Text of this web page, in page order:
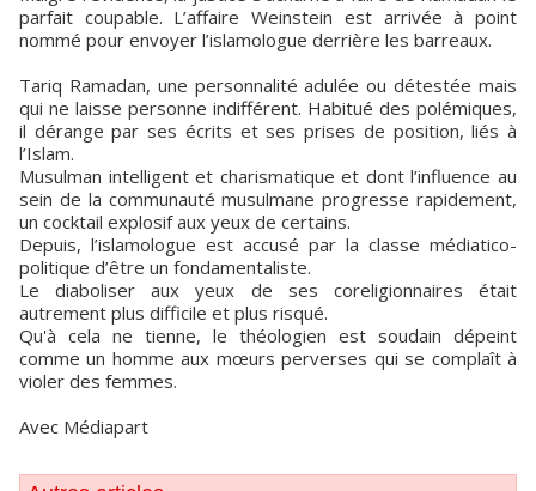
parfait coupable. L’affaire Weinstein est arrivée à point
nommé pour envoyer l’islamologue derrière les barreaux.
Tariq Ramadan, une personnalité adulée ou détestée mais
qui ne laisse personne indifférent. Habitué des polémiques,
il dérange par ses écrits et ses prises de position, liés à
l’Islam.
Musulman intelligent et charismatique et dont l’influence au
sein de la communauté musulmane progresse rapidement,
un cocktail explosif aux yeux de certains.
Depuis, l’islamologue est accusé par la classe médiatico-
politique d’être un fondamentaliste.
Le diaboliser aux yeux de ses coreligionnaires était
autrement plus difficile et plus risqué.
Qu'à cela ne tienne, le théologien est soudain dépeint
comme un homme aux mœurs perverses qui se complaît à
violer des femmes.
Avec Médiapart